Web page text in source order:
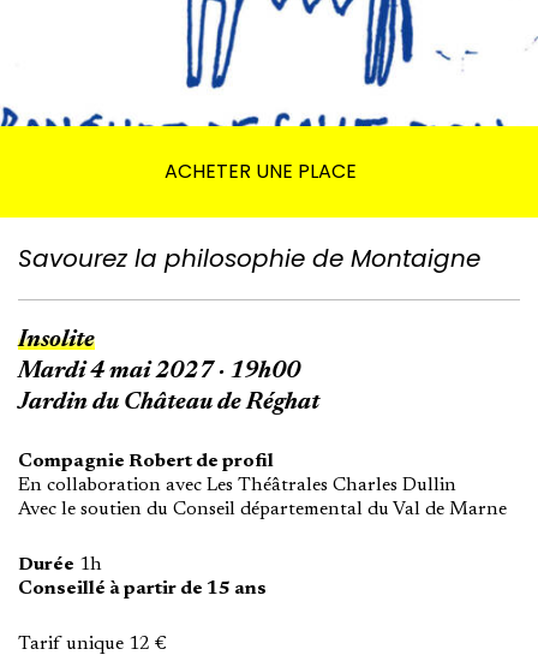
ACHETER UNE PLACE
Savourez la philosophie de Montaigne
Insolite
Mardi 4 mai 2027 · 19h00
Jardin du Château de Réghat
Compagnie Robert de profil
En collaboration avec Les Théâtrales Charles Dullin
Avec le soutien du Conseil départemental du Val de Marne
Durée 1h
Conseillé à partir de 15 ans
Tarif unique 12 €